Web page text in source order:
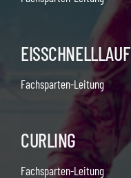
EISSCHNELLLAUF
Fachsparten-Leitung
CURLING
Fachsparten-Leitung